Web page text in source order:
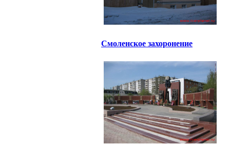
Смоленское захоронение